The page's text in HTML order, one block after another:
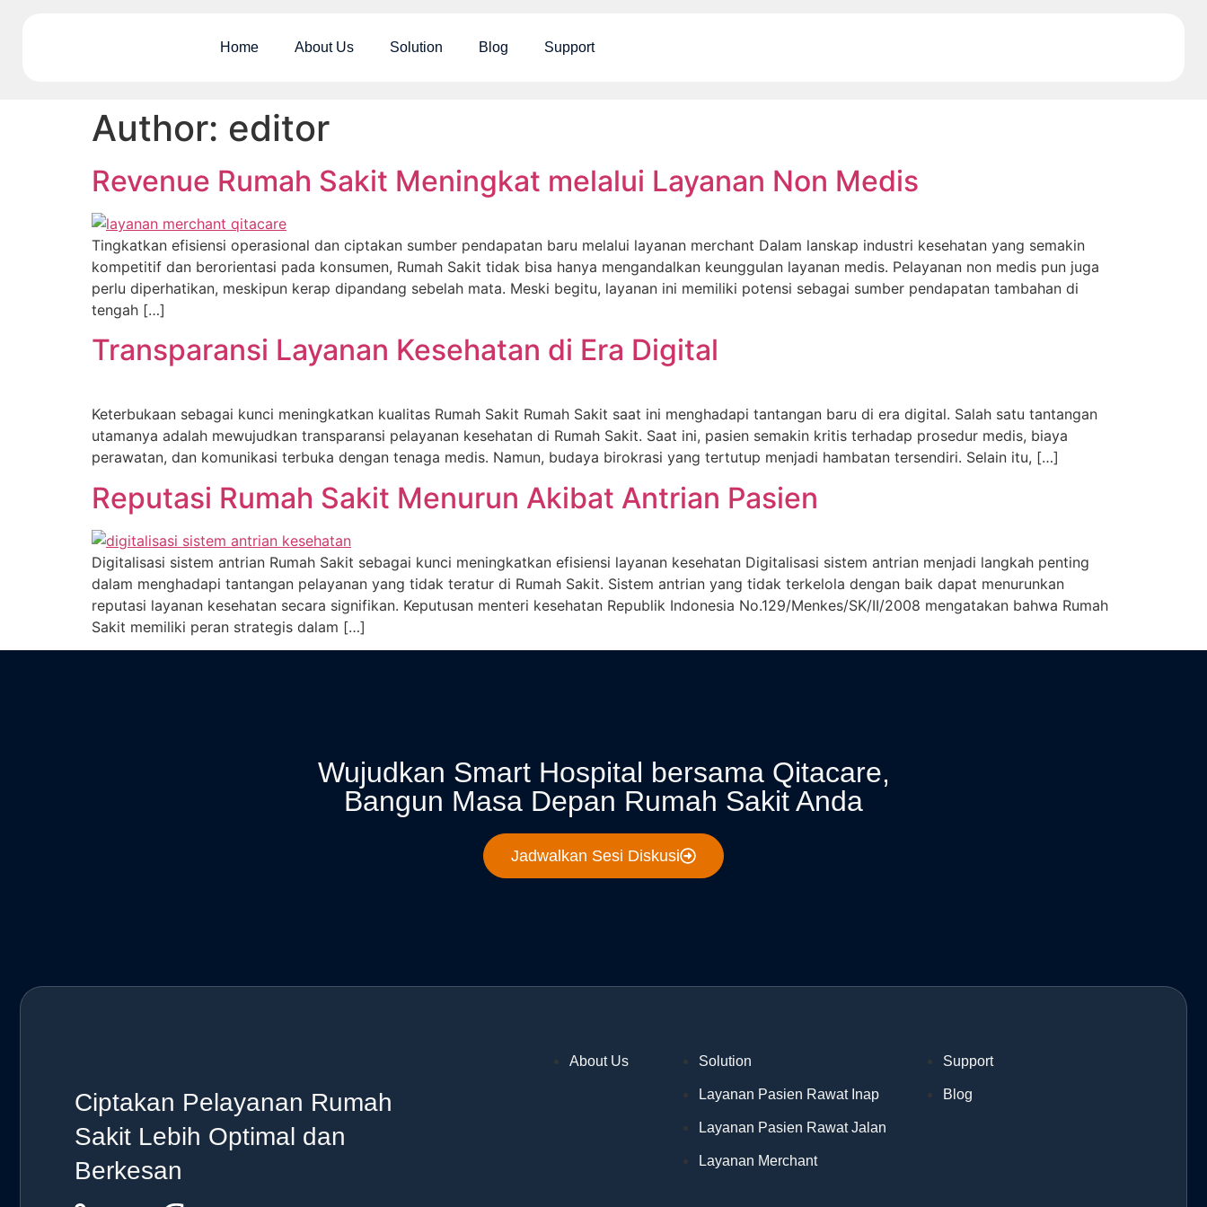
Home About Us Solution Blog Support
Author: editor
Revenue Rumah Sakit Meningkat melalui Layanan Non Medis
Tingkatkan efisiensi operasional dan ciptakan sumber pendapatan baru melalui layanan merchant Dalam lanskap industri kesehatan yang semakin
kompetitif dan berorientasi pada konsumen, Rumah Sakit tidak bisa hanya mengandalkan keunggulan layanan medis. Pelayanan non medis pun juga
perlu diperhatikan, meskipun kerap dipandang sebelah mata. Meski begitu, layanan ini memiliki potensi sebagai sumber pendapatan tambahan di
tengah […]
Transparansi Layanan Kesehatan di Era Digital
Keterbukaan sebagai kunci meningkatkan kualitas Rumah Sakit Rumah Sakit saat ini menghadapi tantangan baru di era digital. Salah satu tantangan
utamanya adalah mewujudkan transparansi pelayanan kesehatan di Rumah Sakit. Saat ini, pasien semakin kritis terhadap prosedur medis, biaya
perawatan, dan komunikasi terbuka dengan tenaga medis. Namun, budaya birokrasi yang tertutup menjadi hambatan tersendiri. Selain itu, […]
Reputasi Rumah Sakit Menurun Akibat Antrian Pasien
Digitalisasi sistem antrian Rumah Sakit sebagai kunci meningkatkan efisiensi layanan kesehatan Digitalisasi sistem antrian menjadi langkah penting
dalam menghadapi tantangan pelayanan yang tidak teratur di Rumah Sakit. Sistem antrian yang tidak terkelola dengan baik dapat menurunkan
reputasi layanan kesehatan secara signifikan. Keputusan menteri kesehatan Republik Indonesia No.129/Menkes/SK/II/2008 mengatakan bahwa Rumah
Sakit memiliki peran strategis dalam […]
Wujudkan Smart Hospital bersama Qitacare,
Bangun Masa Depan Rumah Sakit Anda
Jadwalkan Sesi Diskusi
Ciptakan Pelayanan Rumah
Sakit Lebih Optimal dan
Berkesan
About Us Solution
Layanan Pasien Rawat Inap
Layanan Pasien Rawat Jalan
Layanan Merchant
Support
Blog